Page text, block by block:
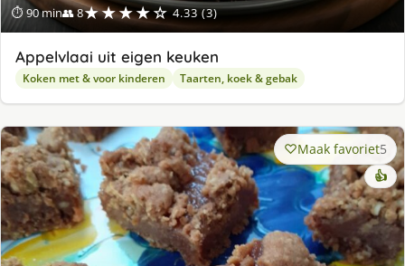
⏱ 90 min👥 8★★★★☆ 4.33 (3)
Appelvlaai uit eigen keuken
Koken met & voor kinderen Taarten, koek & gebak
Maak favoriet5
👍